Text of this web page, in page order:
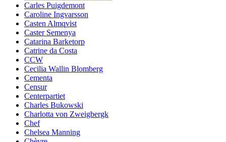
Carles Puigdemont
Caroline Ingvarsson
Casten Almqvist
Caster Semenya
Catarina Barketorp
Catrine da Costa
CCW
Cecilia Wallin Blomberg
Cementa
Censur
Centerpartiet
Charles Bukowski
Charlotta von Zweigbergk
Chef
Chelsea Manning